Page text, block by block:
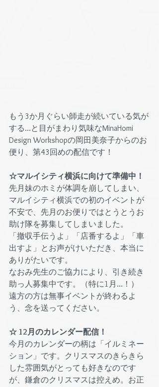
もう3か月ぐらい師走が続いている気が
する…と目がまわり気味なMinaHomi
Design Workshopの岡田美奈子からのお
便り、第43回めの配信です！
☆マルイシティ横浜に向けて準備中！
先月妹のホミが体調を崩してしまい、
マルイシティ横浜での初のイベントが
不安で、先月のお便りではとうとうお
助け隊を募集してしまいました。
「撤収手伝うよ」「店番するよ」「車
出すよ」とお声がけいただき、本当に
ありがたいです。
なおみ先生のご協力により、引き続き
助っ人募集中です。（特に1月…！）
遠方の方は無事イベントが終わるよ
う、念を送ってください。
☆ 12月のカレンダー配信！
今月のカレンダーの柄は「イルミネー
ション」です。クリスマスのきらきら
した雰囲気がとっても好きなのです
が、鎌倉のクリスマスは控えめ。お正